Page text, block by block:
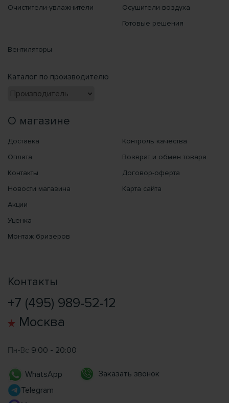
Очистители-увлажнители
Осушители воздуха
Готовые решения
Вентиляторы
Каталог по производителю
О магазине
Доставка
Оплата
Контакты
Новости магазина
Акции
Уценка
Монтаж бризеров
Контроль качества
Возврат и обмен товара
Договор-оферта
Карта сайта
Контакты
+7 (495) 989-52-12
Москва
Пн-Вс 9:00 - 20:00
WhatsApp
Telegram
Заказать звонок